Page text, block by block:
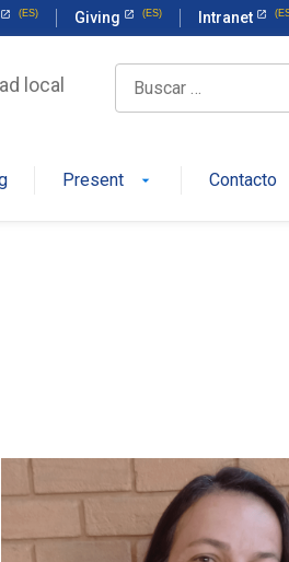
Giving Intranet
local
Present arrow_drop_down Contacto